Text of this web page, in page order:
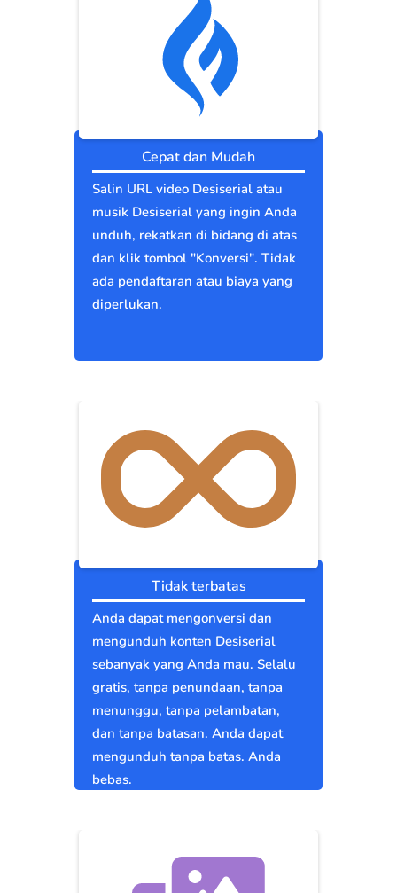
Cepat dan Mudah
Salin URL video Desiserial atau
musik Desiserial yang ingin Anda
unduh, rekatkan di bidang di atas
dan klik tombol "Konversi". Tidak
ada pendaftaran atau biaya yang
diperlukan.
Tidak terbatas
Anda dapat mengonversi dan
mengunduh konten Desiserial
sebanyak yang Anda mau. Selalu
gratis, tanpa penundaan, tanpa
menunggu, tanpa pelambatan,
dan tanpa batasan. Anda dapat
mengunduh tanpa batas. Anda
bebas.